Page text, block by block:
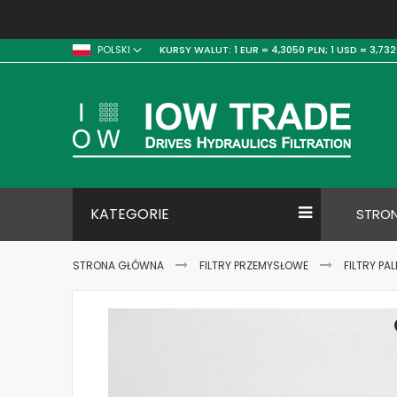
POLSKI KURSY WALUT: 1 EUR = 4,3050 PLN; 1 USD =
KATEGORIE
STRONA GŁÓWNA FILTRY PRZEMYSŁOWE FILTRY